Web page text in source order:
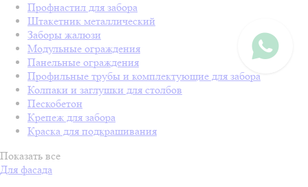
Профнастил для забора
Штакетник металлический
Заборы жалюзи
Модульные ограждения
Панельные ограждения
Профильные трубы и комплектующие для забора
Колпаки и заглушки для столбов
Пескобетон
Крепеж для забора
Краска для подкрашивания
Показать все
Для фасада